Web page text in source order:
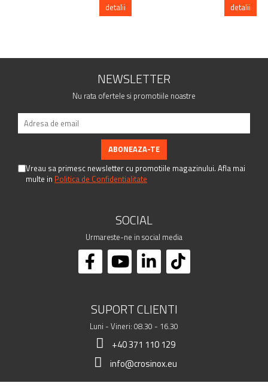
detalii detalii
NEWSLETTER
Nu rata ofertele si promotiile noastre
Vreau sa primesc newsletter cu promotiile magazinului. Afla mai
multe in Politica de Confidentialitate
SOCIAL
Urmareste-ne in social media
SUPORT CLIENTI
Luni - Vineri: 08.30 - 16.30
+40 371 110 129
info@crosinox.eu